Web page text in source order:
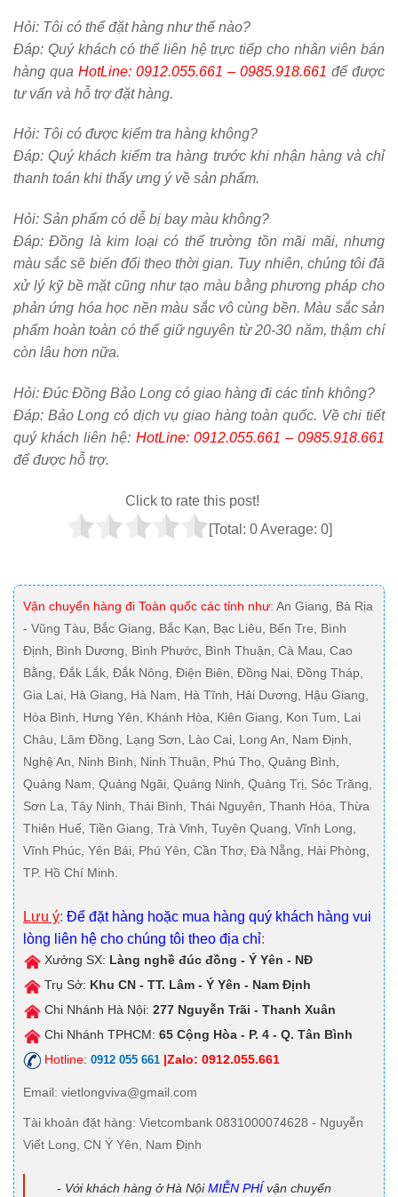
Hỏi: Tôi có thể đặt hàng như thế nào?
Đáp: Quý khách có thể liên hệ trực tiếp cho nhân viên bán
hàng qua HotLine: 0912.055.661 – 0985.918.661 để được
tư vấn và hỗ trợ đặt hàng.
Hỏi: Tôi có được kiểm tra hàng không?
Đáp: Quý khách kiểm tra hàng trước khi nhận hàng và chỉ
thanh toán khi thấy ưng ý về sản phẩm.
Hỏi: Sản phẩm có dễ bị bay màu không?
Đáp: Đồng là kim loại có thể trường tồn mãi mãi, nhưng
màu sắc sẽ biến đổi theo thời gian. Tuy nhiên, chúng tôi đã
xử lý kỹ bề mặt cũng như tạo màu bằng phương pháp cho
phản ứng hóa học nền màu sắc vô cùng bền. Màu sắc sản
phẩm hoàn toàn có thể giữ nguyên từ 20-30 năm, thậm chí
còn lâu hơn nữa.
Hỏi: Đúc Đồng Bảo Long có giao hàng đi các tỉnh không?
Đáp: Bảo Long có dịch vụ giao hàng toàn quốc. Về chi tiết
quý khách liên hệ: HotLine: 0912.055.661 – 0985.918.661
để được hỗ trợ.
Click to rate this post!
[Total: 0Average: 0]
Vận chuyển hàng đi Toàn quốc các tỉnh như: An Giang, Bà Rịa
- Vũng Tàu, Bắc Giang, Bắc Kạn, Bạc Liêu, Bến Tre, Bình
Định, Bình Dương, Bình Phước, Bình Thuận, Cà Mau, Cao
Bằng, Đắk Lắk, Đắk Nông, Điện Biên, Đồng Nai, Đồng Tháp,
Gia Lai, Hà Giang, Hà Nam, Hà Tĩnh, Hải Dương, Hậu Giang,
Hòa Bình, Hưng Yên, Khánh Hòa, Kiên Giang, Kon Tum, Lai
Châu, Lâm Đồng, Lạng Sơn, Lào Cai, Long An, Nam Định,
Nghệ An, Ninh Bình, Ninh Thuận, Phú Thọ, Quảng Bình,
Quảng Nam, Quảng Ngãi, Quảng Ninh, Quảng Trị, Sóc Trăng,
Sơn La, Tây Ninh, Thái Bình, Thái Nguyên, Thanh Hóa, Thừa
Thiên Huế, Tiền Giang, Trà Vinh, Tuyên Quang, Vĩnh Long,
Vĩnh Phúc, Yên Bái, Phú Yên, Cần Thơ, Đà Nẵng, Hải Phòng,
TP. Hồ Chí Minh.
Lưu ý: Để đặt hàng hoặc mua hàng quý khách hàng vui
lòng liên hệ cho chúng tôi theo địa chỉ:
Xưởng SX: Làng nghề đúc đồng - Ý Yên - NĐ
Trụ Sở: Khu CN - TT. Lâm - Ý Yên - Nam Định
Chi Nhánh Hà Nội: 277 Nguyễn Trãi - Thanh Xuân
Chi Nhánh TPHCM: 65 Cộng Hòa - P. 4 - Q. Tân Bình
Hotline: 0912 055 661 |Zalo: 0912.055.661
Email: vietlongviva@gmail.com
Tài khoản đặt hàng: Vietcombank 0831000074628 - Nguyễn
Viết Long, CN Ý Yên, Nam Định
- Với khách hàng ở Hà NộiMIỄN PHÍ vận chuyển